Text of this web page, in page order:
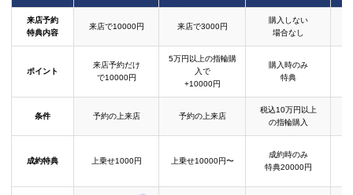
来店予約
特典内容
来店で10000円 来店で3000円
購入しない
場合なし
ポイント
来店予約だけ
で10000円
5万円以上の指輪購
入で
+10000円
購入時のみ
特典
条件 予約の上来店 予約の上来店
税込10万円以上
の指輪購入
成約特典 上乗せ1000円 上乗せ10000円〜
成約時のみ
特典20000円